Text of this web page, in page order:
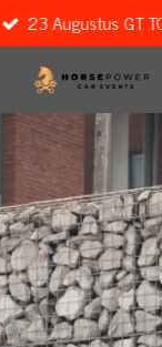
23 Augustus GT